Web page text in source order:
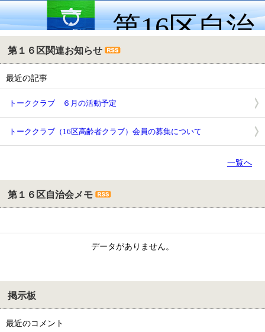
第16区自治
会情報ページ
第１６区関連お知らせ
最近の記事
トーククラブ ６月の活動予定
トーククラブ（16区高齢者クラブ）会員の募集について
一覧へ
第１６区自治会メモ
データがありません。
掲示板
最近のコメント